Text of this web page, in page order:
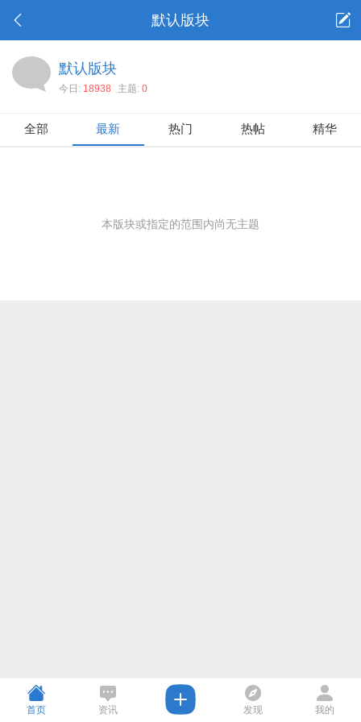
默认版块
默认版块
今日: 18938 主题: 0
全部 最新 热门 热帖 精华
本版块或指定的范围内尚无主题
首页 资讯 发现 我的